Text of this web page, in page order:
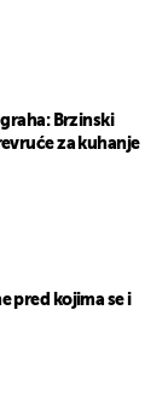
Brzinski
za kuhanje
pred kojima se i